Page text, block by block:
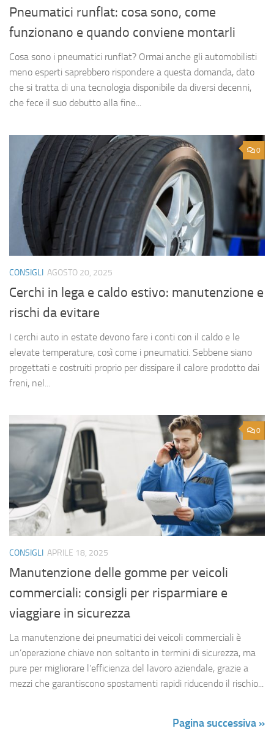
Pneumatici runflat: cosa sono, come
funzionano e quando conviene montarli
Cosa sono i pneumatici runflat? Ormai anche gli automobilisti
meno esperti saprebbero rispondere a questa domanda, dato
che si tratta di una tecnologia disponibile da diversi decenni,
che fece il suo debutto alla fine...
0
CONSIGLI AGOSTO 20, 2025
Cerchi in lega e caldo estivo: manutenzione e
rischi da evitare
I cerchi auto in estate devono fare i conti con il caldo e le
elevate temperature, così come i pneumatici. Sebbene siano
progettati e costruiti proprio per dissipare il calore prodotto dai
freni, nel...
0
CONSIGLI APRILE 18, 2025
Manutenzione delle gomme per veicoli
commerciali: consigli per risparmiare e
viaggiare in sicurezza
La manutenzione dei pneumatici dei veicoli commerciali è
un’operazione chiave non soltanto in termini di sicurezza, ma
pure per migliorare l’efficienza del lavoro aziendale, grazie a
mezzi che garantiscono spostamenti rapidi riducendo il rischio...
Pagina successiva »